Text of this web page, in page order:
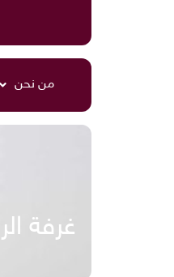
من نحن
غرفة